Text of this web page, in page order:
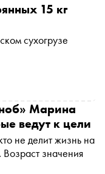
15 кг
сухогрузе
Марина
ведут к цели
не делит жизнь на
Возраст значения